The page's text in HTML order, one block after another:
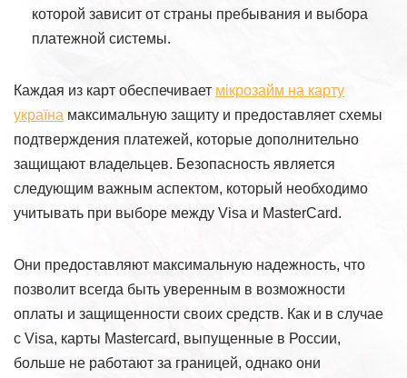
которой зависит от страны пребывания и выбора
платежной системы.
Каждая из карт обеспечивает мікрозайм на карту
україна максимальную защиту и предоставляет схемы
подтверждения платежей, которые дополнительно
защищают владельцев. Безопасность является
следующим важным аспектом, который необходимо
учитывать при выборе между Visa и MasterCard.
Они предоставляют максимальную надежность, что
позволит всегда быть уверенным в возможности
оплаты и защищенности своих средств. Как и в случае
с Visa, карты Mastercard, выпущенные в России,
больше не работают за границей, однако они